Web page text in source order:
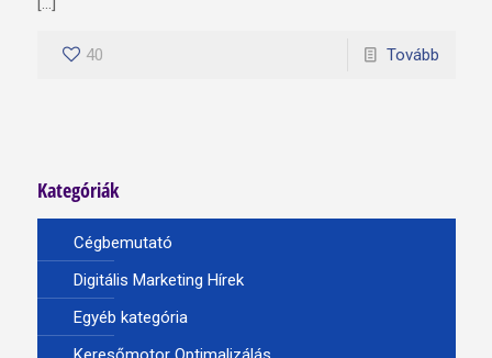
40 Tovább
Kategóriák
Cégbemutató
Digitális Marketing Hírek
Egyéb kategória